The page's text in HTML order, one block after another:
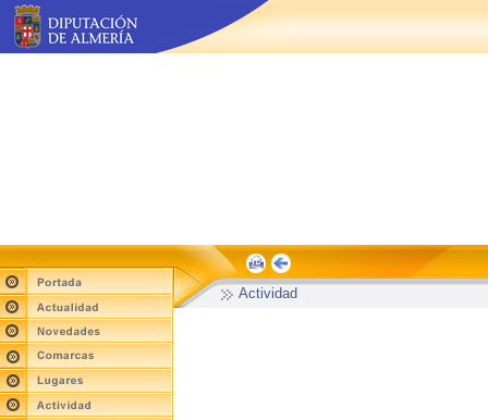
Actividad